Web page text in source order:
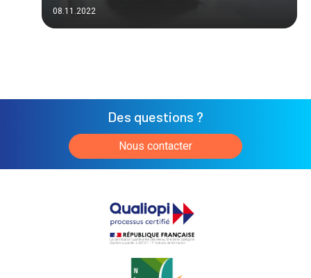
08.11.2022
Des questions ?
Nous contacter